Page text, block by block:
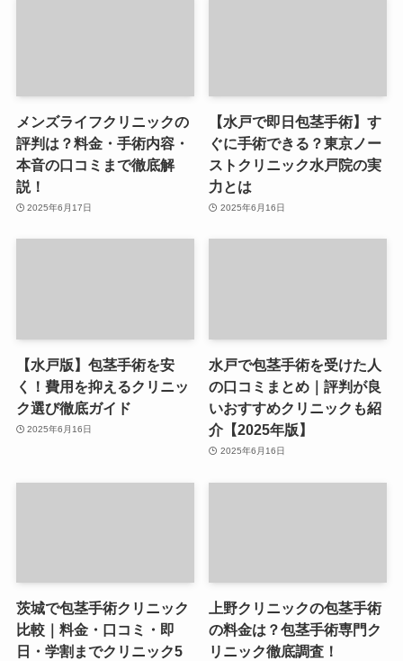
メンズライフクリニックの
評判は？料金・手術内容・
本音の口コミまで徹底解
説！
2025年6月17日
【水戸で即日包茎手術】す
ぐに手術できる？東京ノー
ストクリニック水戸院の実
力とは
2025年6月16日
【水戸版】包茎手術を安
く！費用を抑えるクリニッ
ク選び徹底ガイド
2025年6月16日
水戸で包茎手術を受けた人
の口コミまとめ｜評判が良
いおすすめクリニックも紹
介【2025年版】
2025年6月16日
茨城で包茎手術クリニック
比較｜料金・口コミ・即
日・学割までクリニック5
上野クリニックの包茎手術
の料金は？包茎手術専門ク
リニック徹底調査！